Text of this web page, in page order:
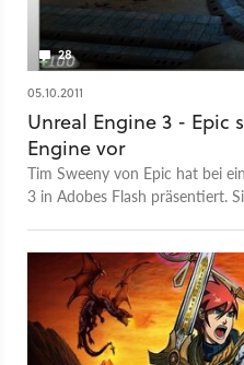
28
05.10.2011
Unreal Engine 3 - Epic
Engine vor
Tim Sweeny von Epic hat bei
3 in Adobes Flash präsentiert.